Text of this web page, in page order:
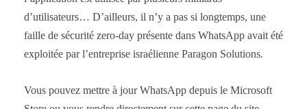
d’utilisateurs… D’ailleurs, il n’y a pas si longtemps, une
faille de sécurité zero-day présente dans WhatsApp avait été
exploitée par l’entreprise israélienne Paragon Solutions.
Vous pouvez mettre à jour WhatsApp depuis le Microsoft